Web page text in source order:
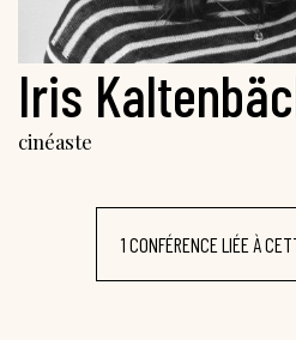
Iris
cinéaste
1 CONFÉRENCE LIÉE À